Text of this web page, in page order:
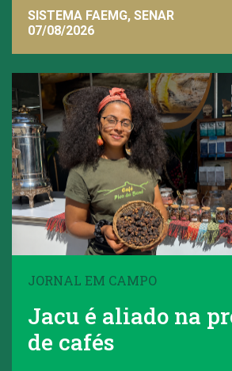
SISTEMA FAEMG, SENAR
07/08/2026
JORNAL EM CAMPO
Jacu é aliado na
de cafés